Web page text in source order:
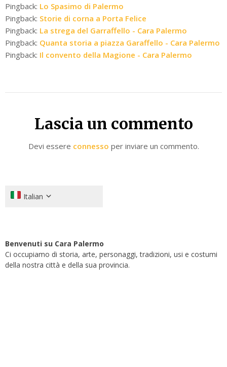
Pingback: Lo Spasimo di Palermo
Pingback: Storie di corna a Porta Felice
Pingback: La strega del Garraffello - Cara Palermo
Pingback: Quanta storia a piazza Garaffello - Cara Palermo
Pingback: Il convento della Magione - Cara Palermo
Lascia un commento
Devi essere connesso per inviare un commento.
Italian
Benvenuti su Cara Palermo
Ci occupiamo di storia, arte, personaggi, tradizioni, usi e costumi
della nostra città e della sua provincia.